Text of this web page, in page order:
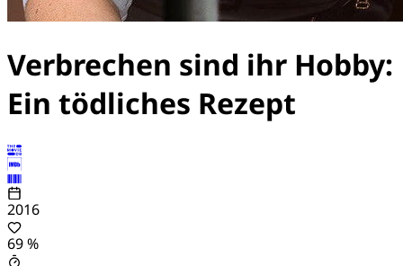
Verbrechen sind ihr Hobby:
Ein tödliches Rezept
2016
69 %